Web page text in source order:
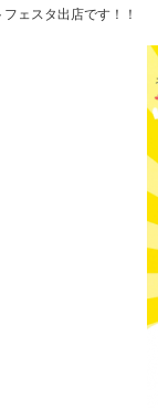
ェスタ出店です！！